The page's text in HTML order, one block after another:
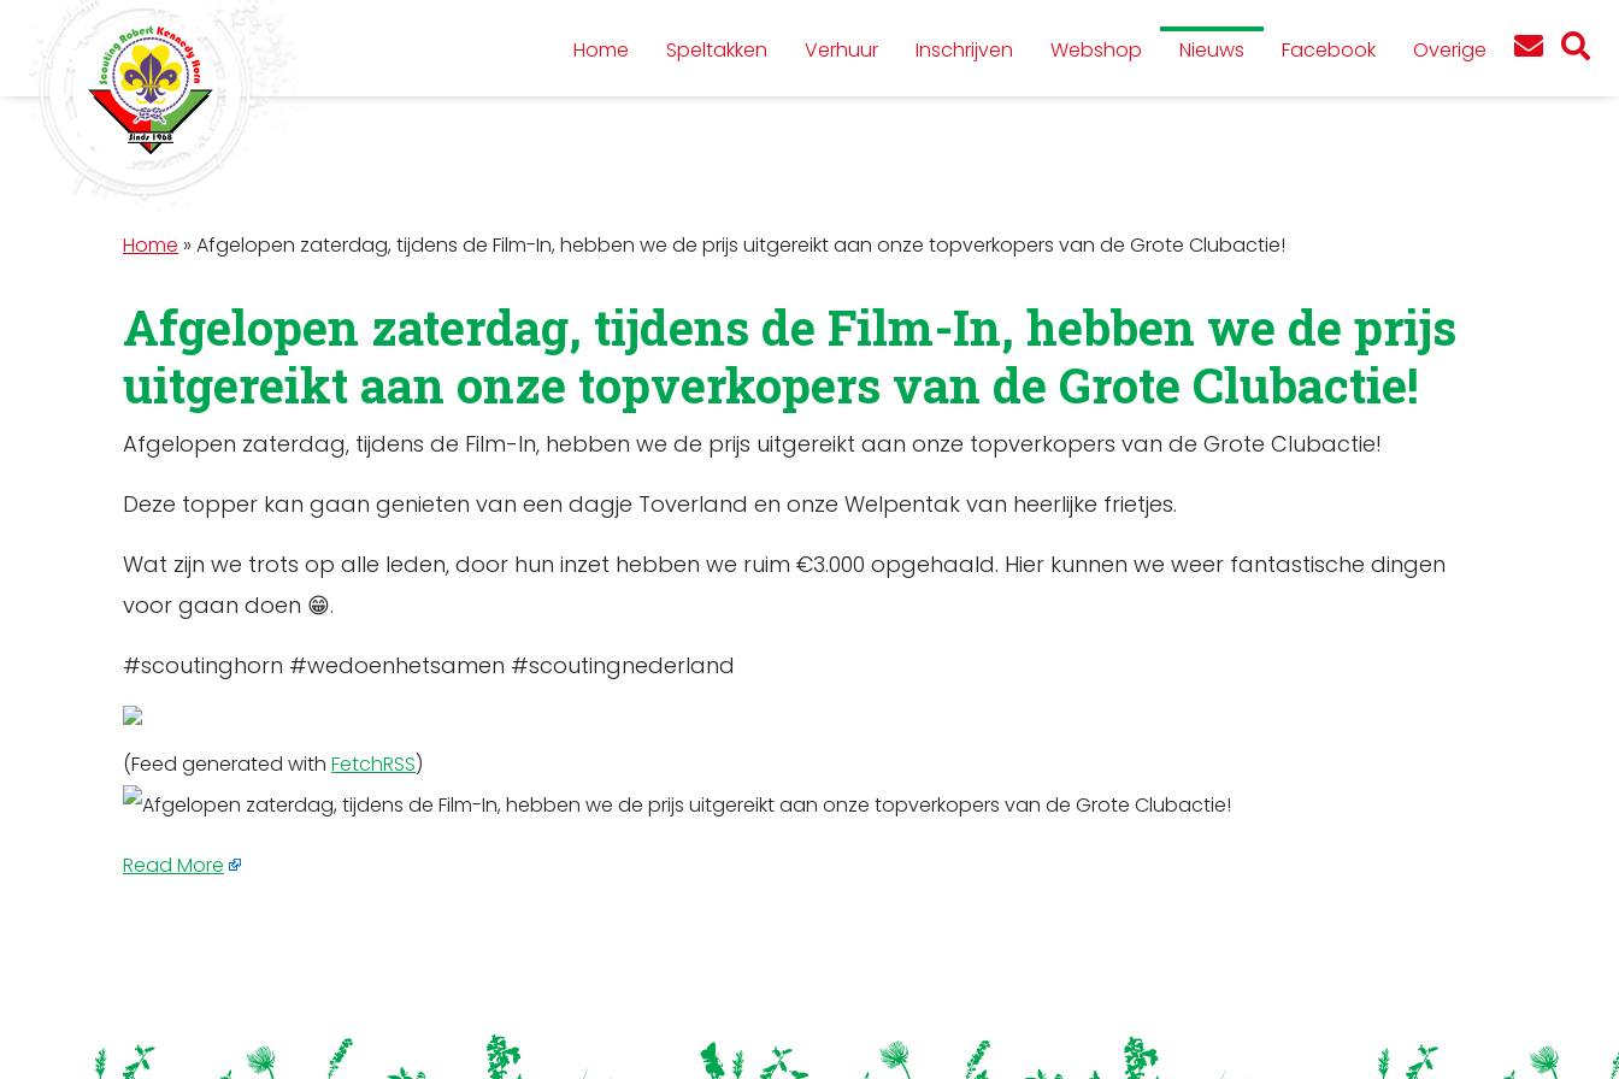
Home Speltakken Verhuur Inschrijven Webshop Nieuws Facebook Overige
Home » Afgelopen zaterdag, tijdens de Film-In, hebben we de prijs uitgereikt aan onze topverkopers van de Grote Clubactie!
Afgelopen zaterdag, tijdens de Film-In, hebben we de prijs
uitgereikt aan onze topverkopers van de Grote Clubactie!
Afgelopen zaterdag, tijdens de Film-In, hebben we de prijs uitgereikt aan onze topverkopers van de Grote Clubactie!
Deze topper kan gaan genieten van een dagje Toverland en onze Welpentak van heerlijke frietjes.
Wat zijn we trots op alle leden, door hun inzet hebben we ruim €3.000 opgehaald. Hier kunnen we weer fantastische dingen
voor gaan doen 😁.
#scoutinghorn #wedoenhetsamen #scoutingnederland
(Feed generated with FetchRSS)
Read More